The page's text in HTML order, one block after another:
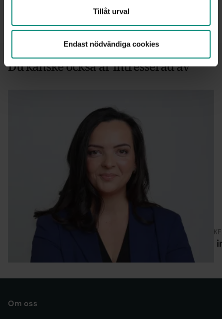
Tillåt urval
Endast nödvändiga cookies
Du kanske också är intresserad av
Är man värdelös när man är arbetslös? Att
Om oss